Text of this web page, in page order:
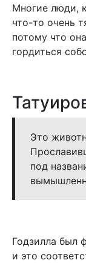
Многие люди,
что-то очень
потому что
гордиться
Это
под
Годзилла был
и это